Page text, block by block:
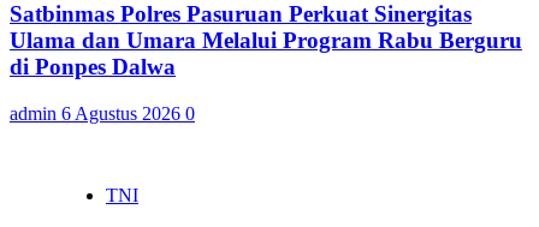
Satbinmas Polres Pasuruan Perkuat Sinergitas
Ulama dan Umara Melalui Program Rabu Berguru
di Ponpes Dalwa
admin 6 Agustus 2026 0
TNI